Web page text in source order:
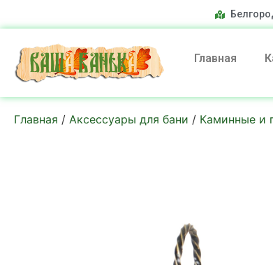
Главная
Главная / Аксессуары для бани / Каминные и